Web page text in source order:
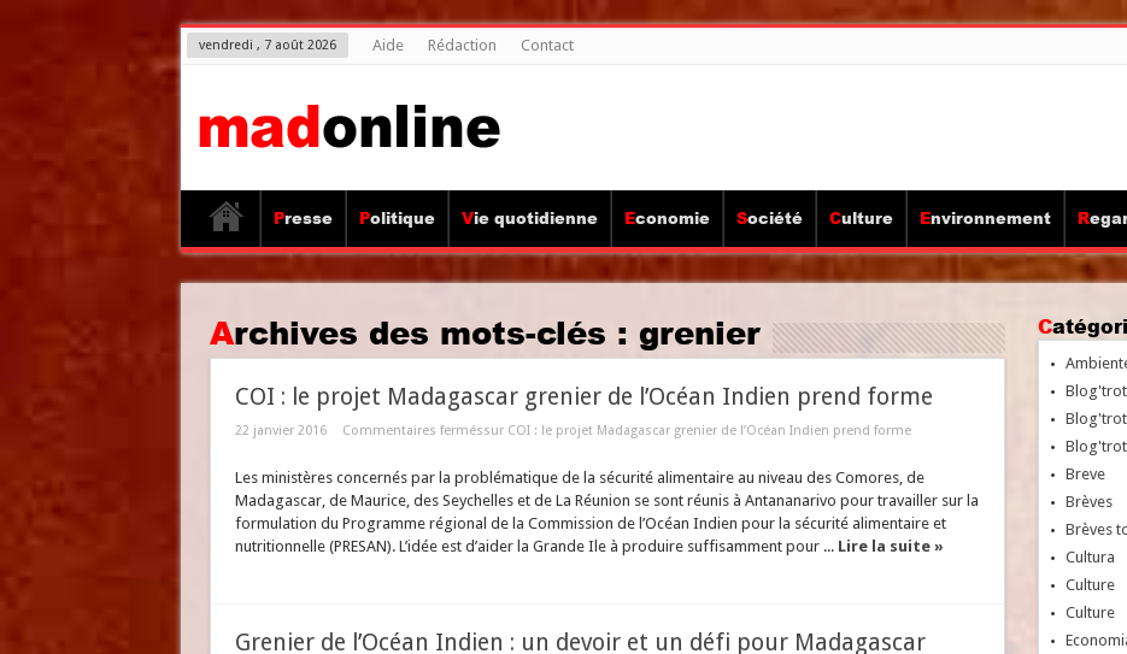
vendredi , 7 août 2026 Aide Rédaction Contact
Presse Politique Vie quotidienne Economie Société Culture Environnement
Archives des mots-clés : grenier
COI : le projet Madagascar grenier de l’Océan Indien prend forme
22 janvier 2016 Commentaires ferméssur COI : le projet Madagascar grenier de l’Océan Indien prend forme
Les ministères concernés par la problématique de la sécurité alimentaire au niveau des Comores, de
Madagascar, de Maurice, des Seychelles et de La Réunion se sont réunis à Antananarivo pour travailler sur la
formulation du Programme régional de la Commission de l’Océan Indien pour la sécurité alimentaire et
nutritionnelle (PRESAN). L’idée est d’aider la Grande Ile à produire suffisamment pour ... Lire la suite »
Grenier de l’Océan Indien : un devoir et un défi pour Madagascar
Breve
Brèves
Brèves
Cultura
Culture
Culture